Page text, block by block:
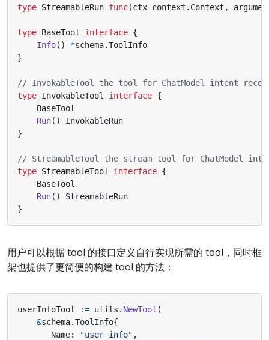
type StreamableRun func(ctx context . Context ,
type BaseTool interface {
Info() *schema.ToolInfo
}
// InvokableTool the tool for ChatModel intent
type InvokableTool interface {
BaseTool
Run()
InvokableRun
}
// StreamableTool the stream tool for ChatModel
type StreamableTool interface {
BaseTool
Run()
StreamableRun
}
用户可以根据 tool 的接口定义自行实现所需的 tool，同时框
架也提供了更简便的构建 tool 的方法：
userInfoTool := utils . NewTool (
&schema.ToolInfo{
Name: "user_info" ,